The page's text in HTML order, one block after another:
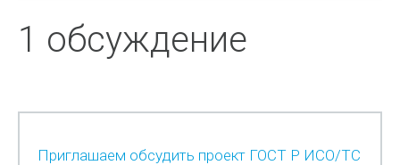
1 обсуждение
Приглашаем обсудить проект ГОСТ Р ИСО/ТС